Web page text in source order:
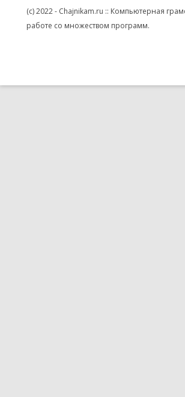
(c) 2022 - Chajnikam.ru :: Компьютерная
работе со множеством программ.